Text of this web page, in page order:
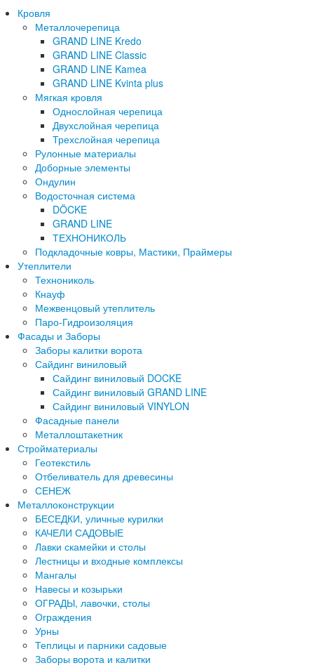
Кровля
Металлочерепица
GRAND LINE Kredo
GRAND LINE Classic
GRAND LINE Kamea
GRAND LINE Kvinta plus
Мягкая кровля
Однослойная черепица
Двухслойная черепица
Трехслойная черепица
Рулонные материалы
Доборные элементы
Ондулин
Водосточная система
DÖCKE
GRAND LINE
ТЕХНОНИКОЛЬ
Подкладочные ковры, Мастики, Праймеры
Утеплители
Технониколь
Кнауф
Межвенцовый утеплитель
Паро-Гидроизоляция
Фасады и Заборы
Заборы калитки ворота
Сайдинг виниловый
Сайдинг виниловый DOCKE
Сайдинг виниловый GRAND LINE
Сайдинг виниловый VINYLON
Фасадные панели
Металлоштакетник
Стройматериалы
Геотекстиль
Отбеливатель для древесины
СЕНЕЖ
Металлоконструкции
БЕСЕДКИ, уличные курилки
КАЧЕЛИ САДОВЫЕ
Лавки скамейки и столы
Лестницы и входные комплексы
Мангалы
Навесы и козырьки
ОГРАДЫ, лавочки, столы
Ограждения
Урны
Теплицы и парники садовые
Заборы ворота и калитки